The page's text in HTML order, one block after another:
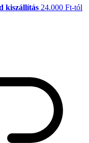
kiszállítás 24.000 Ft-tól